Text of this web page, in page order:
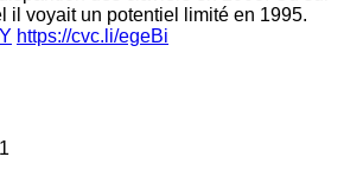
il voyait un potentiel limité en 1995.
https://cvc.li/egeBi